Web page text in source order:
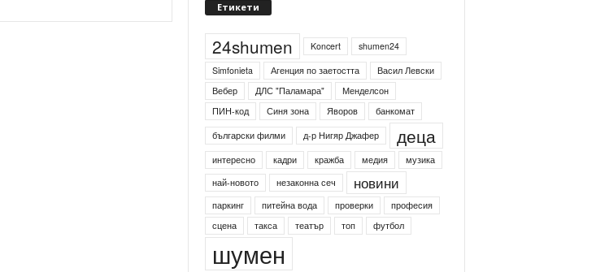
Етикети
24shumen Koncert
shumen24
Simfonieta
Агенция по заетостта
Васил Левски
Вебер
ДЛС "Паламара"
Менделсон
ПИН-код
Синя зона Яворов
банкомат
български филми
д-р Нигяр Джафер деца
интересно кадри кражба медия
музика
най-новото
незаконна сеч новини
паркинг питейна вода проверки
професия
сцена
такса театър топ футбол
шумен